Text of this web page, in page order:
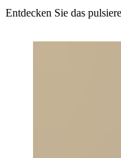
Entdecken Sie das